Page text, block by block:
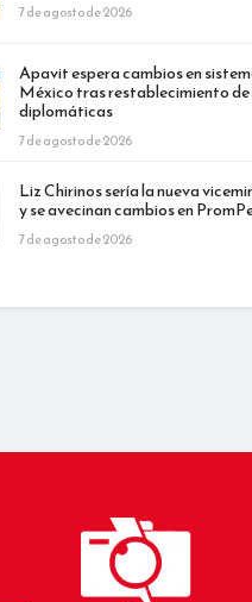
7 de agosto de 2026
Apavit espera cambios en
México tras restablecimiento
diplomáticas
7 de agosto de 2026
Liz Chirinos sería la nueva
y se avecinan cambios en
7 de agosto de 2026